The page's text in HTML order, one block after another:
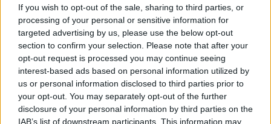
If you wish to opt-out of the sale, sharing to third parties, or
processing of your personal or sensitive information for
targeted advertising by us, please use the below opt-out
section to confirm your selection. Please note that after your
opt-out request is processed you may continue seeing
interest-based ads based on personal information utilized by
us or personal information disclosed to third parties prior to
your opt-out. You may separately opt-out of the further
disclosure of your personal information by third parties on the
IAB’s list of downstream participants. This information may
zudums, tāpēc sportistiem un aktīviem cilvēkiem
nepieciešams pievērst pastiprinātu uzmanību šī
minerāla uzņemšanai.
Kā izvēlēties magniju: izproti savas
iespējas
Ne visi magnija preparāti ir vienādi. Viens no